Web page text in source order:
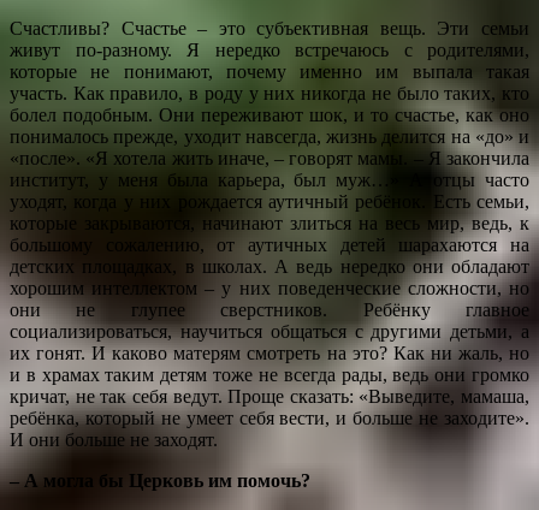
Счастливы? Счастье – это субъективная вещь. Эти семьи
живут по-разному. Я нередко встречаюсь с родителями,
которые не понимают, почему именно им выпала такая
участь. Как правило, в роду у них никогда не было таких, кто
болел подобным. Они переживают шок, и то счастье, как оно
понималось прежде, уходит навсегда, жизнь делится на «до» и
«после». «Я хотела жить иначе, – говорят мамы. – Я закончила
институт, у меня была карьера, был муж…» А отцы часто
уходят, когда у них рождается аутичный ребёнок. Есть семьи,
которые закрываются, начинают злиться на весь мир, ведь, к
большому сожалению, от аутичных детей шарахаются на
детских площадках, в школах. А ведь нередко они обладают
хорошим интеллектом – у них поведенческие сложности, но
они не глупее сверстников. Ребёнку главное
социализироваться, научиться общаться с другими детьми, а
их гонят. И каково матерям смотреть на это? Как ни жаль, но
и в храмах таким детям тоже не всегда рады, ведь они громко
кричат, не так себя ведут. Проще сказать: «Выведите, мамаша,
ребёнка, который не умеет себя вести, и больше не заходите».
И они больше не заходят.
– А могла бы Церковь им помочь?